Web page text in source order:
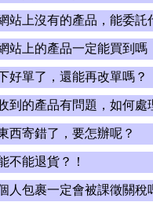
站上沒有的產品，能委託
站上的產品一定能買到嗎
好單了，還能再改單嗎？
到的產品有問題，如何處
西寄錯了，要怎辦呢？
不能退貨？！
人包裹一定會被課徵關稅